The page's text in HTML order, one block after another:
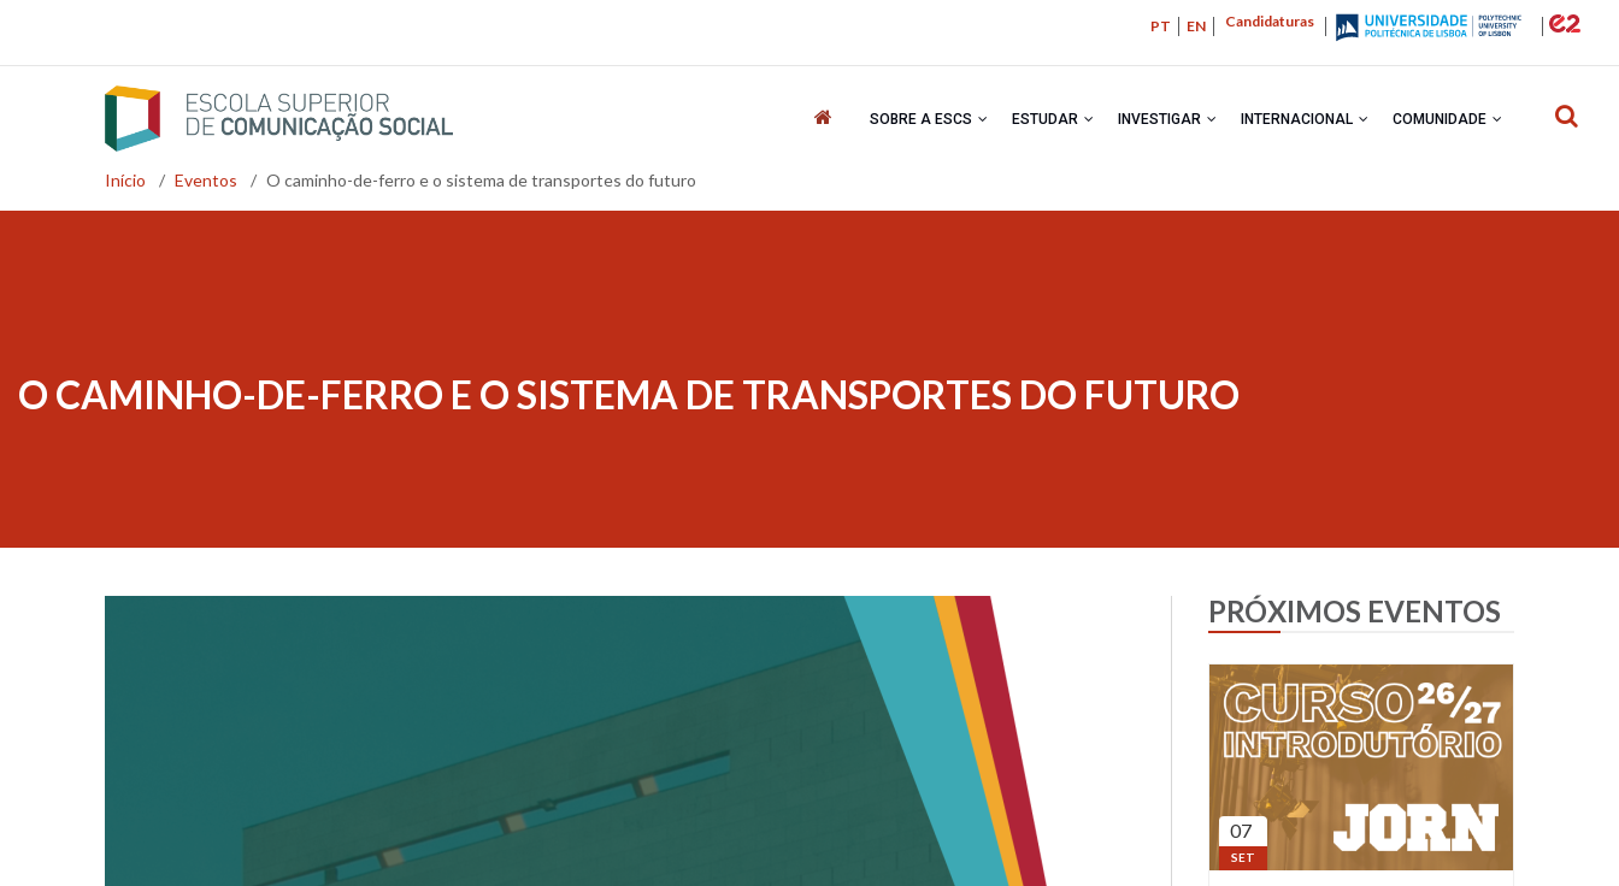
o
Candidaturas
PT EN
SOBRE A ESCS ESTUDAR INVESTIGAR INTERNACIONAL COMUNIDADE
Navegação
Início / Eventos / O caminho-de-ferro e o sistema de transportes do futuro
O CAMINHO-DE-FERRO E O SISTEMA DE TRANSPORTES DO FUTURO
PRÓXIMOS EVENTOS
07
SET